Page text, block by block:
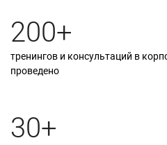
200+
тренингов и консультаций в
проведено
30+